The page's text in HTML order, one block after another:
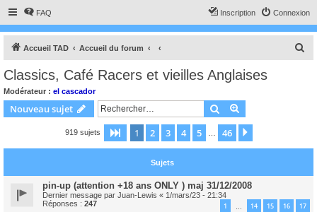
FAQ Connexion
Inscription
Accueil TAD Accueil du forum
c
r
Classics, Café Racers et vieilles Anglaises
Modérateur : el cascador
Nouveau sujet Rechercher
919 sujets Page 1sur46
1 2 3 4 5 46
Sujets
pin-up (attention +18 ans ONLY ) maj 31/12/2008
Dernier message par Juan-Lewis « 1/mars/23 - 21:34
Réponses : 247 1 14 15 16 17